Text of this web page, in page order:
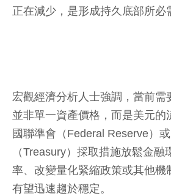
正在減少，是形成持久底部所必
宏觀經濟分析人士強調，當前需
並非單一資產價格，而是美元的
國聯準會（Federal Reserve）
（Treasury）採取措施放鬆金融
率、改變量化緊縮政策或其他機
有望迅速趨於穩定。